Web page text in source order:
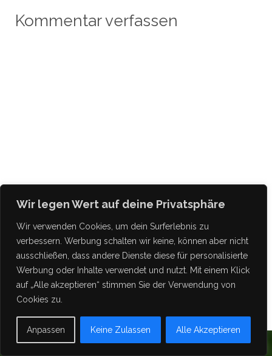
Wir legen Wert auf deine Privatsphäre
Wir verwenden Cookies, um dein Surferlebnis zu
verbessern. Werbung schalten wir keine, können aber nicht
ausschließen, dass andere Dienste diese für personalisierte
Werbung oder Inhalte verwendet und nutzt. Mit einem Klick
auf „Alle akzeptieren“ stimmen Sie der Verwendung von
Cookies zu.
Anpassen Keine Zulassen Alle Akzeptieren
Kommentar verfassen